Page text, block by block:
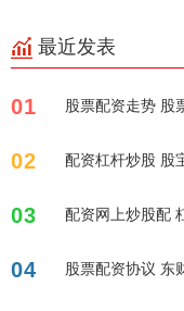
最近发表
01 股票配资走势 股
02 配资杠杆炒股 股
03 配资网上炒股配
04 股票配资协议 东